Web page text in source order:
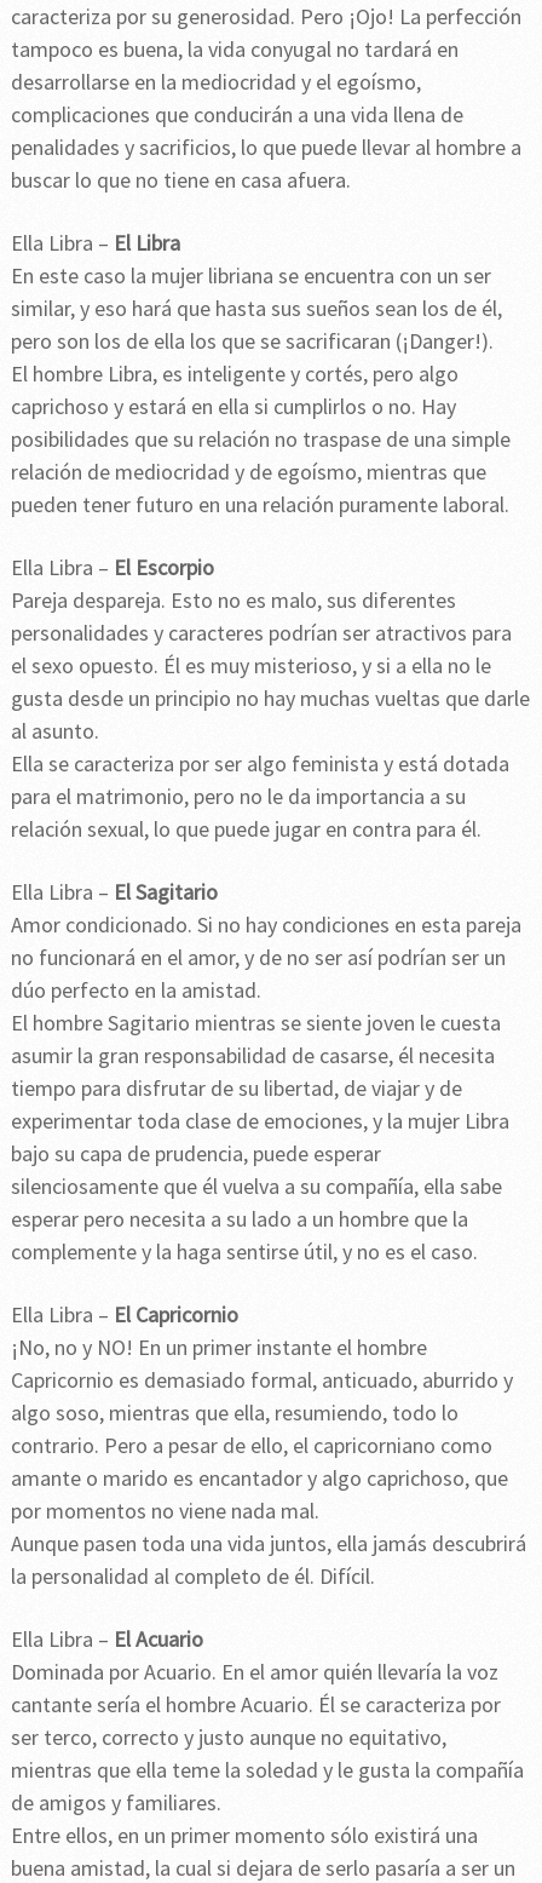
caracteriza por su generosidad. Pero ¡Ojo! La perfección
tampoco es buena, la vida conyugal no tardará en
desarrollarse en la mediocridad y el egoísmo,
complicaciones que conducirán a una vida llena de
penalidades y sacrificios, lo que puede llevar al hombre a
buscar lo que no tiene en casa afuera.
Ella Libra – El Libra
En este caso la mujer libriana se encuentra con un ser
similar, y eso hará que hasta sus sueños sean los de él,
pero son los de ella los que se sacrificaran (¡Danger!).
El hombre Libra, es inteligente y cortés, pero algo
caprichoso y estará en ella si cumplirlos o no. Hay
posibilidades que su relación no traspase de una simple
relación de mediocridad y de egoísmo, mientras que
pueden tener futuro en una relación puramente laboral.
Ella Libra – El Escorpio
Pareja despareja. Esto no es malo, sus diferentes
personalidades y caracteres podrían ser atractivos para
el sexo opuesto. Él es muy misterioso, y si a ella no le
gusta desde un principio no hay muchas vueltas que darle
al asunto.
Ella se caracteriza por ser algo feminista y está dotada
para el matrimonio, pero no le da importancia a su
relación sexual, lo que puede jugar en contra para él.
Ella Libra – El Sagitario
Amor condicionado. Si no hay condiciones en esta pareja
no funcionará en el amor, y de no ser así podrían ser un
dúo perfecto en la amistad.
El hombre Sagitario mientras se siente joven le cuesta
asumir la gran responsabilidad de casarse, él necesita
tiempo para disfrutar de su libertad, de viajar y de
experimentar toda clase de emociones, y la mujer Libra
bajo su capa de prudencia, puede esperar
silenciosamente que él vuelva a su compañía, ella sabe
esperar pero necesita a su lado a un hombre que la
complemente y la haga sentirse útil, y no es el caso.
Ella Libra – El Capricornio
¡No, no y NO! En un primer instante el hombre
Capricornio es demasiado formal, anticuado, aburrido y
algo soso, mientras que ella, resumiendo, todo lo
contrario. Pero a pesar de ello, el capricorniano como
amante o marido es encantador y algo caprichoso, que
por momentos no viene nada mal.
Aunque pasen toda una vida juntos, ella jamás descubrirá
la personalidad al completo de él. Difícil.
Ella Libra – El Acuario
Dominada por Acuario. En el amor quién llevaría la voz
cantante sería el hombre Acuario. Él se caracteriza por
ser terco, correcto y justo aunque no equitativo,
mientras que ella teme la soledad y le gusta la compañía
de amigos y familiares.
Entre ellos, en un primer momento sólo existirá una
buena amistad, la cual si dejara de serlo pasaría a ser un